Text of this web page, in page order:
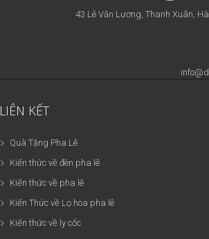
43 Lê Văn Lương, Thanh Xuân,
LIÊN KẾT
Quà Tặng Pha Lê
Kiến thức về đèn pha lê
Kiến thức về pha lê
Kiến Thức về Lọ hoa pha lê
Kiến thức về ly cốc